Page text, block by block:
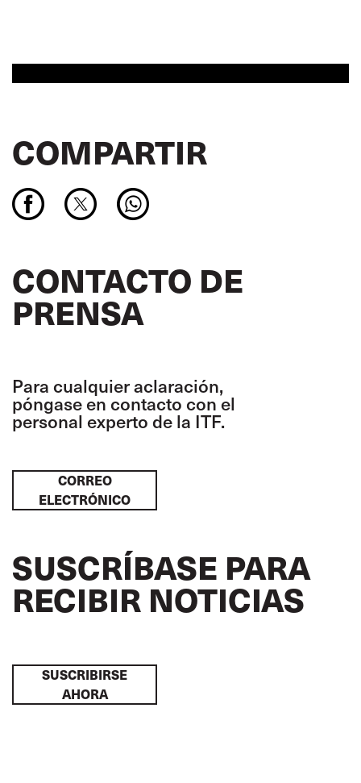
COMPARTIR
CONTACTO DE
PRENSA
Para cualquier aclaración,
póngase en contacto con el
personal experto de la ITF.
CORREO
ELECTRÓNICO
SUSCRÍBASE PARA
RECIBIR NOTICIAS
SUSCRIBIRSE
AHORA